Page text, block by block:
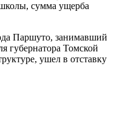
сумма ущерба
Паршуто, занимавший
губернатора Томской
ушел в отставку